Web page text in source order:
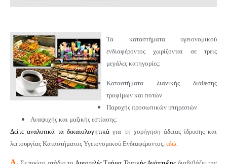
Τα καταστήματα υγειονομικού
ενδιαφέροντος χωρίζονται σε τρεις
μεγάλες κατηγορίες:
Καταστήματα λιανικής διάθεσης
τροφίμων και ποτών
Παροχής προσωπικών υπηρεσιών
Αναψυχής και μαζικής εστίασης.
Δείτε αναλυτικά τα δικαιολογητικά για τη χορήγηση άδειας ίδρυσης και
λειτουργίας Καταστήματος Υγειονομικού Ενδιαφέροντος, εδώ